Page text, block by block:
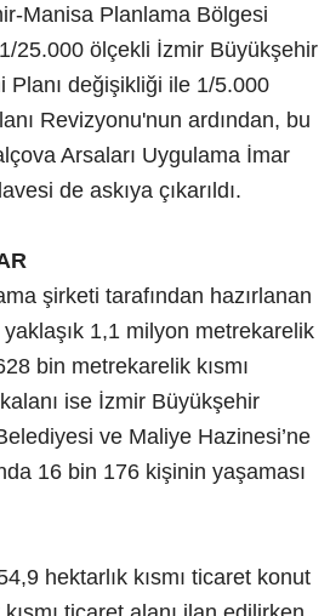
Manisa Planlama Bölgesi
25.000 ölçekli İzmir Büyükşehir
Planı değişikliği ile 1/5.000
Revizyonu'nun ardından, bu
Arsaları Uygulama İmar
de askıya çıkarıldı.
şirketi tarafından hazırlanan
1,1 milyon metrekarelik
bin metrekarelik kısmı
ise İzmir Büyükşehir
ve Maliye Hazinesi’ne
16 bin 176 kişinin yaşaması
hektarlık kısmı ticaret konut